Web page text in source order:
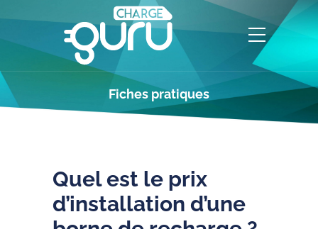
Fiches pratiques
Quel est le prix
d’installation d’une